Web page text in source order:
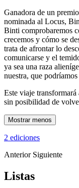
Ganadora de un
nominada al Locus,
Binti comprobaremos
crecemos y cómo se
trata de afrontar lo
comunicarse y el
ya sea una raza
nuestra, que
Este viaje
sin posibilidad de
Mostrar menos
2 ediciones
Anterior Siguiente
Listas